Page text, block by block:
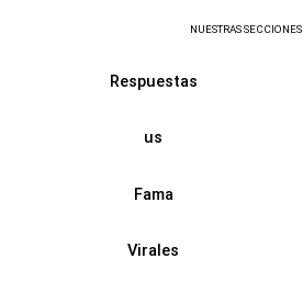
NUESTRAS SECCIONES
Respuestas
us
Fama
Virales